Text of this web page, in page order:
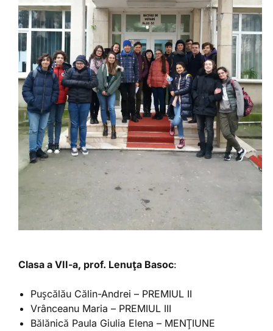
Clasa a VII-a, prof. Lenuța Basoc:
Pușcălău Călin-Andrei – PREMIUL II
Vrânceanu Maria – PREMIUL III
Bălănică Paula Giulia Elena – MENȚIUNE